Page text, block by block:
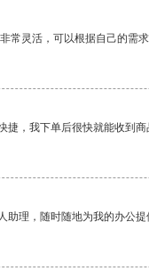
常灵活，可以根据自己的需求
捷，我下单后很快就能收到商
助理，随时随地为我的办公